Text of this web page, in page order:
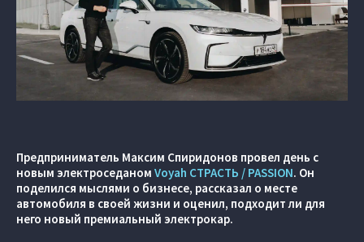
Предприниматель Максим Спиридонов провел день с
новым электроседаном Voyah СТРАСТЬ / PASSION. Он
поделился мыслями о бизнесе, рассказал о месте
автомобиля в своей жизни и оценил, подходит ли для
него новый премиальный электрокар.